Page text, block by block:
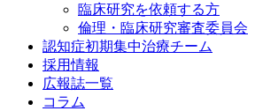
臨床研究を依頼する方
倫理・臨床研究審査委員会
認知症初期集中治療チーム
採用情報
広報誌一覧
コラム